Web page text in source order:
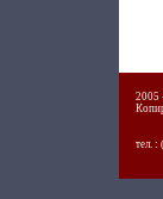
2005
тел.